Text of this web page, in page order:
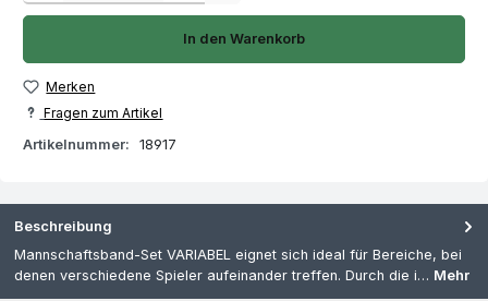
In den Warenkorb
Merken
Fragen zum Artikel
Artikelnummer:
18917
Beschreibung
Mannschaftsband-Set VARIABEL eignet sich ideal für Bereiche, bei
denen verschiedene Spieler aufeinander treffen. Durch die i… Mehr